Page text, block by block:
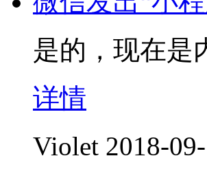
是的，现在是
详情
Violet 2018-